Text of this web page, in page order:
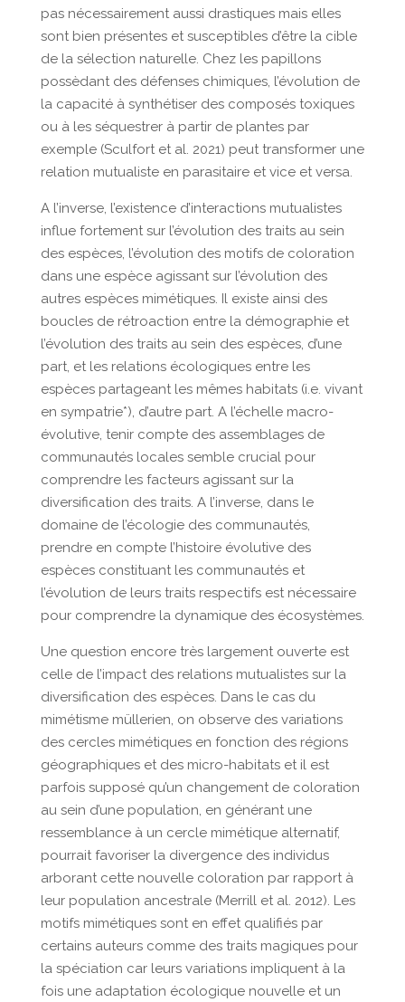
pas nécessairement aussi drastiques mais elles
sont bien présentes et susceptibles d’être la cible
de la sélection naturelle. Chez les papillons
possèdant des défenses chimiques, l’évolution de
la capacité à synthétiser des composés toxiques
ou à les séquestrer à partir de plantes par
exemple (Sculfort et al. 2021) peut transformer une
relation mutualiste en parasitaire et vice et versa.
A l’inverse, l’existence d’interactions mutualistes
influe fortement sur l’évolution des traits au sein
des espèces, l’évolution des motifs de coloration
dans une espèce agissant sur l’évolution des
autres espèces mimétiques. Il existe ainsi des
boucles de rétroaction entre la démographie et
l’évolution des traits au sein des espèces, d’une
part, et les relations écologiques entre les
espèces partageant les mêmes habitats (i.e. vivant
en sympatrie*), d’autre part. A l’échelle macro-
évolutive, tenir compte des assemblages de
communautés locales semble crucial pour
comprendre les facteurs agissant sur la
diversification des traits. A l’inverse, dans le
domaine de l’écologie des communautés,
prendre en compte l’histoire évolutive des
espèces constituant les communautés et
l’évolution de leurs traits respectifs est nécessaire
pour comprendre la dynamique des écosystèmes.
Une question encore très largement ouverte est
celle de l’impact des relations mutualistes sur la
diversification des espèces. Dans le cas du
mimétisme müllerien, on observe des variations
des cercles mimétiques en fonction des régions
géographiques et des micro-habitats et il est
parfois supposé qu’un changement de coloration
au sein d’une population, en générant une
ressemblance à un cercle mimétique alternatif,
pourrait favoriser la divergence des individus
arborant cette nouvelle coloration par rapport à
leur population ancestrale (Merrill et al. 2012). Les
motifs mimétiques sont en effet qualifiés par
certains auteurs comme des traits magiques pour
la spéciation car leurs variations impliquent à la
fois une adaptation écologique nouvelle et un